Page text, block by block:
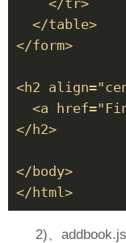
    </tr>
  </table>
</form>
<h2
<a
</h2>
</body>
2)、